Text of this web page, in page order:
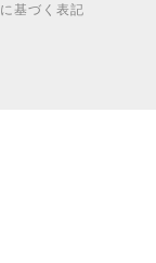
基づく表記